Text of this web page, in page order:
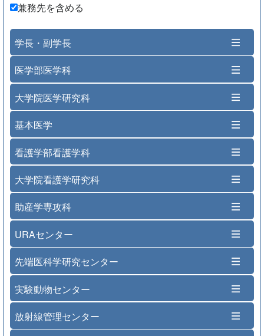
兼務先を含める
学長・副学長
医学部医学科
大学院医学研究科
基本医学
看護学部看護学科
大学院看護学研究科
助産学専攻科
URAセンター
先端医科学研究センター
実験動物センター
放射線管理センター